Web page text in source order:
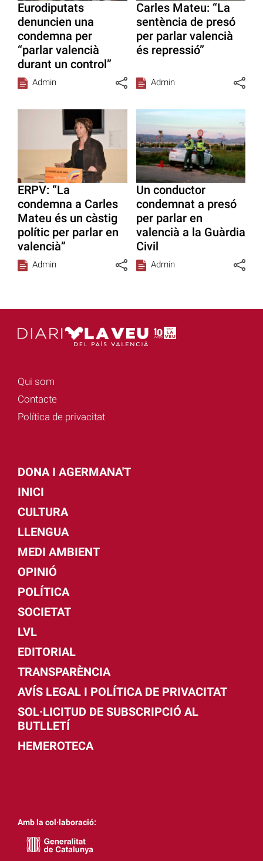
Eurodiputats
denuncien una
condemna per
“parlar valencià
durant un control”
Admin
Carles Mateu: “La
sentència de presó
per parlar valencià
és repressió”
Admin
ERPV: “La
condemna a Carles
Mateu és un càstig
polític per parlar en
valencià”
Admin
Un conductor
condemnat a presó
per parlar en
valencià a la Guàrdia
Civil
Admin
Qui som
Contacte
Política de privacitat
DONA I AGERMANA'T
INICI
CULTURA
LLENGUA
MEDI AMBIENT
OPINIÓ
POLÍTICA
SOCIETAT
LVL
EDITORIAL
TRANSPARÈNCIA
AVÍS LEGAL I POLÍTICA DE PRIVACITAT
SOL·LICITUD DE SUBSCRIPCIÓ AL
BUTLLETÍ
HEMEROTECA
Amb la col·laboració: